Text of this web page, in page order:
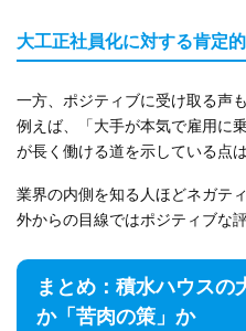
大工正社員化に対する肯定
一方、ポジティブに受け取る声も
例えば、「大手が本気で雇用に
が長く働ける道を示している点
業界の内側を知る人ほどネガテ
外からの目線ではポジティブな
まとめ：積水ハウスの
か「苦肉の策」か